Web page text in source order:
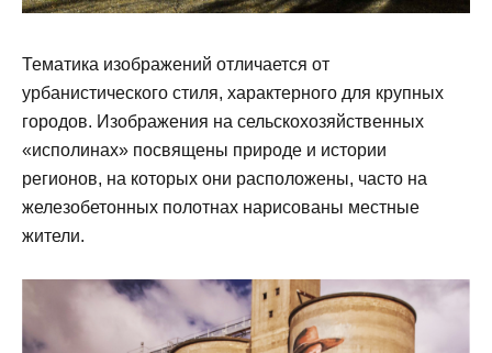
Тематика изображений отличается от
урбанистического стиля, характерного для крупных
городов. Изображения на сельскохозяйственных
«исполинах» посвящены природе и истории
регионов, на которых они расположены, часто на
железобетонных полотнах нарисованы местные
жители.